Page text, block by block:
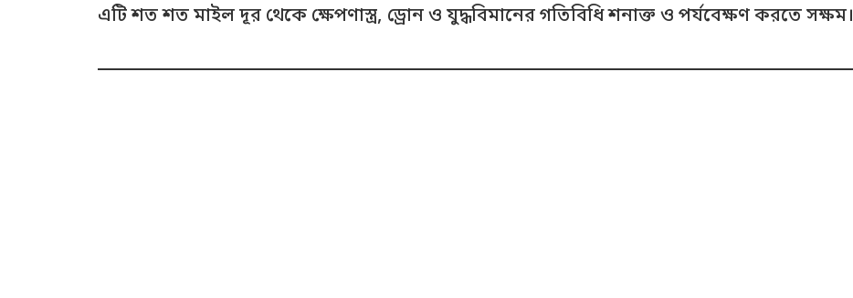
এটি শত শত মাইল দূর থেকে ক্ষেপণাস্ত্র, ড্রোন ও যুদ্ধবিমানের গতিবিধি শনাক্ত ও পর্যবেক্ষণ করতে সক্ষম।